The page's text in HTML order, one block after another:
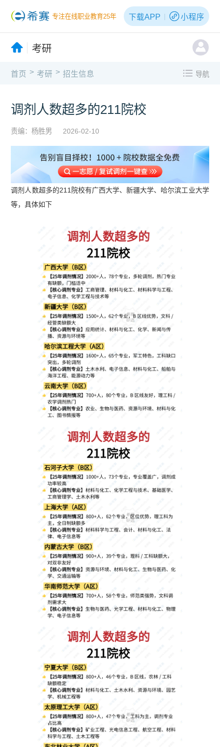
专注在线职业教育25年 下载APP 小程序
考研
首页 > 考研 > 招生信息 导航
调剂人数超多的211院校
责编：杨胜男 2026-02-10
调剂人数超多的211院校有广西大学、新疆大学、哈尔滨工业大学
等，具体如下